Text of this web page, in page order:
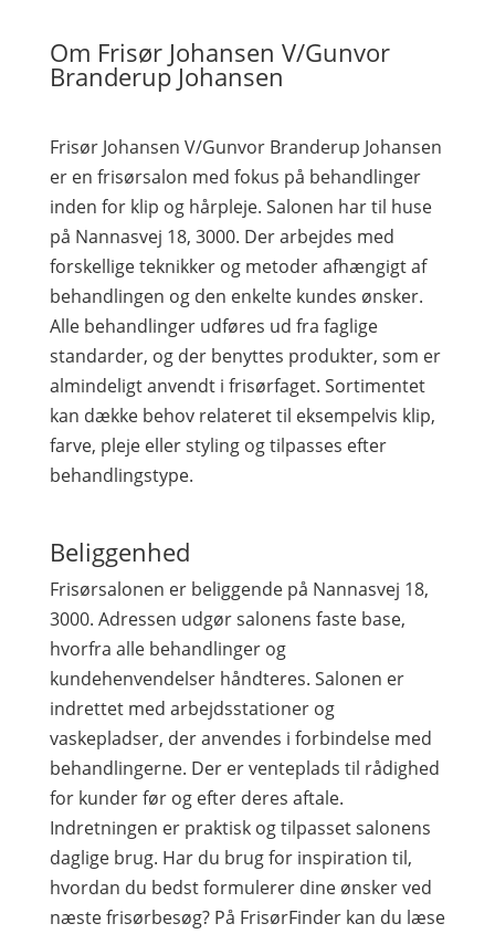
Om Frisør Johansen V/Gunvor
Branderup Johansen
Frisør Johansen V/Gunvor Branderup Johansen
er en frisørsalon med fokus på behandlinger
inden for klip og hårpleje. Salonen har til huse
på Nannasvej 18, 3000. Der arbejdes med
forskellige teknikker og metoder afhængigt af
behandlingen og den enkelte kundes ønsker.
Alle behandlinger udføres ud fra faglige
standarder, og der benyttes produkter, som er
almindeligt anvendt i frisørfaget. Sortimentet
kan dække behov relateret til eksempelvis klip,
farve, pleje eller styling og tilpasses efter
behandlingstype.
Beliggenhed
Frisørsalonen er beliggende på Nannasvej 18,
3000. Adressen udgør salonens faste base,
hvorfra alle behandlinger og
kundehenvendelser håndteres. Salonen er
indrettet med arbejdsstationer og
vaskepladser, der anvendes i forbindelse med
behandlingerne. Der er venteplads til rådighed
for kunder før og efter deres aftale.
Indretningen er praktisk og tilpasset salonens
daglige brug. Har du brug for inspiration til,
hvordan du bedst formulerer dine ønsker ved
næste frisørbesøg? På FrisørFinder kan du læse